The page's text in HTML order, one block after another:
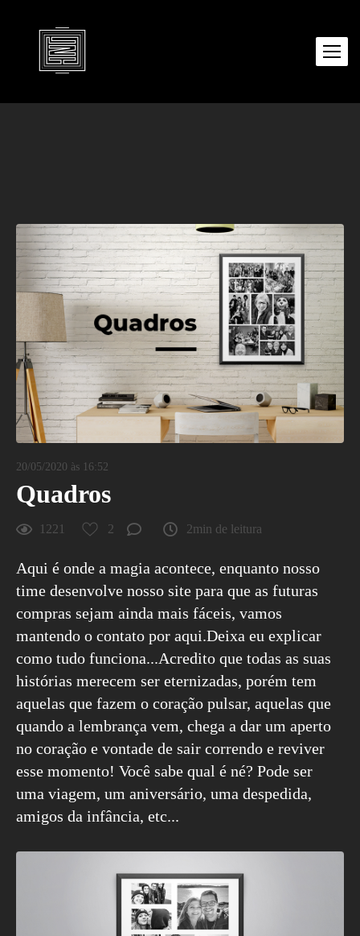
20/05/2020 às 16:52
Quadros
1221 2 2min de leitura
Aqui é onde a magia acontece, enquanto nosso
time desenvolve nosso site para que as futuras
compras sejam ainda mais fáceis, vamos
mantendo o contato por aqui.Deixa eu explicar
como tudo funciona...Acredito que todas as suas
histórias merecem ser eternizadas, porém tem
aquelas que fazem o coração pulsar, aquelas que
quando a lembrança vem, chega a dar um aperto
no coração e vontade de sair correndo e reviver
esse momento! Você sabe qual é né? Pode ser
uma viagem, um aniversário, uma despedida,
amigos da infância, etc...